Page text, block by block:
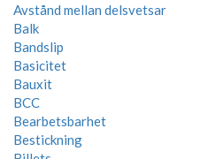
Avstånd mellan delsvetsar
Balk
Bandslip
Basicitet
Bauxit
BCC
Bearbetsbarhet
Bestickning